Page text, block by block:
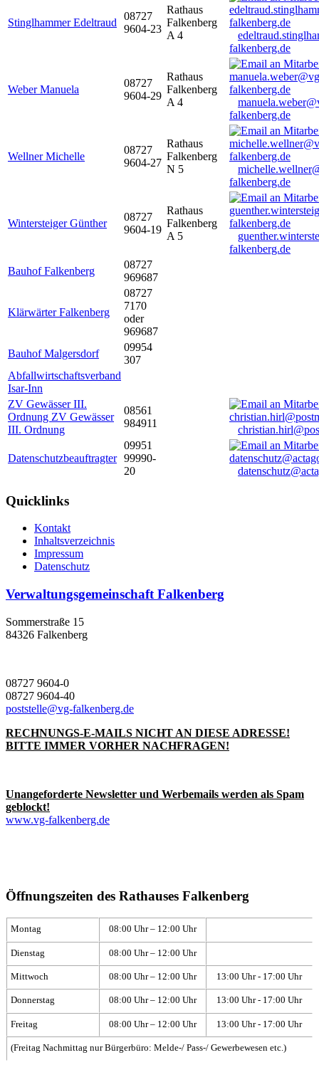
Stinglhammer Edeltraud
08727
9604-23
Rathaus
Falkenberg
A 4
falkenberg.de
Weber Manuela
08727
9604-29
Rathaus
Falkenberg
A 4
falkenberg.de
Wellner Michelle
08727
9604-27
Rathaus
Falkenberg
N 5
falkenberg.de
Wintersteiger Günther
08727
9604-19
Rathaus
Falkenberg
A 5
falkenberg.de
Bauhof Falkenberg
08727
969687
Klärwärter Falkenberg
08727
7170
oder
969687
Bauhof Malgersdorf
09954
307
Abfallwirtschaftsverband
Isar-Inn
ZV Gewässer III.
Ordnung ZV Gewässer
III. Ordnung
08561
984911
Datenschutzbeauftragter
09951
99990-
20
Quicklinks
Kontakt
Inhaltsverzeichnis
Impressum
Datenschutz
Verwaltungsgemeinschaft Falkenberg
Sommerstraße 15
84326 Falkenberg
08727 9604-0
08727 9604-40
poststelle@vg-falkenberg.de
RECHNUNGS-E-MAILS NICHT AN DIESE ADRESSE!
BITTE IMMER VORHER NACHFRAGEN!
Unangeforderte Newsletter und Werbemails werden als Spam
geblockt!
www.vg-falkenberg.de
Öffnungszeiten des Rathauses Falkenberg
Montag 08:00 Uhr – 12:00 Uhr
Dienstag 08:00 Uhr – 12:00 Uhr
Mittwoch 08:00 Uhr – 12:00 Uhr 13:00 Uhr - 17:00 Uhr
Donnerstag 08:00 Uhr – 12:00 Uhr 13:00 Uhr - 17:00 Uhr
Freitag 08:00 Uhr – 12:00 Uhr 13:00 Uhr - 17:00 Uhr
(Freitag Nachmittag nur Bürgerbüro: Melde-/ Pass-/ Gewerbewesen etc.)